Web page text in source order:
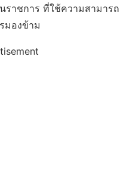
าชการ ที่ใช้ความสามารถ
มองข้าม